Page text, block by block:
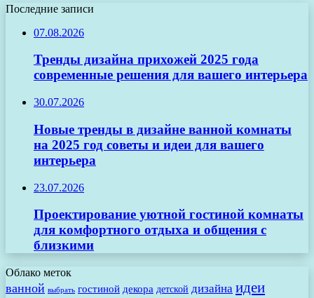
Последние записи
07.08.2026
Тренды дизайна прихожей 2025 года
современные решения для вашего интерьера
30.07.2026
Новые тренды в дизайне ванной комнаты
на 2025 год советы и идеи для вашего
интерьера
23.07.2026
Проектирование уютной гостиной комнаты
для комфортного отдыха и общения с
близкими
Облако меток
ванной выбрать гостиной декора детской дизайна идеи